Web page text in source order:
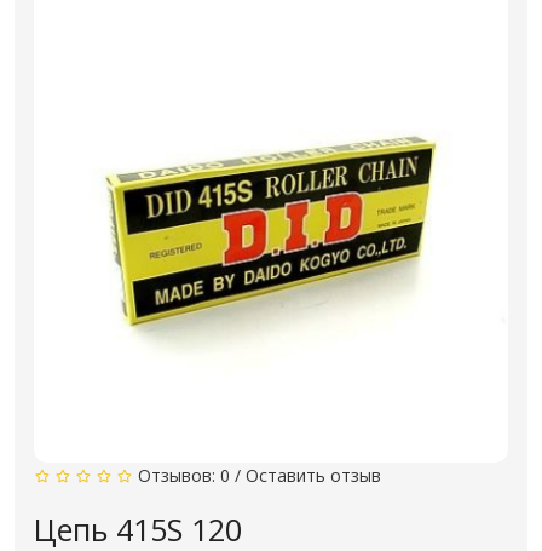
Отзывов: 0 / Оставить отзыв
Цепь 415S 120